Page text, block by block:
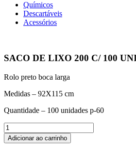
Químicos
Descartáveis
Acessórios
SACO DE LIXO 200 C/ 100
Rolo preto boca larga
Medidas – 92X115 cm
Quantidade – 100 unidades p-60
SACO
DE
LIXO
Adicionar ao carrinho